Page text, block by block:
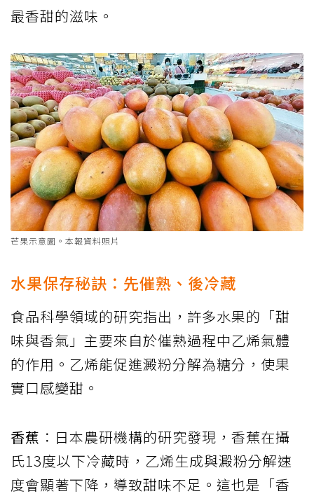
最香甜的滋味。
芒果示意圖。本報資料照片
水果保存秘訣：先催熟、後冷藏
食品科學領域的研究指出，許多水果的「甜
味與香氣」主要來自於催熟過程中乙烯氣體
的作用。乙烯能促進澱粉分解為糖分，使果
實口感變甜。
香蕉 ：日本農研機構的研究發現，香蕉在攝
氏13度以下冷藏時，乙烯生成與澱粉分解速
度會顯著下降，導致甜味不足。這也是「香